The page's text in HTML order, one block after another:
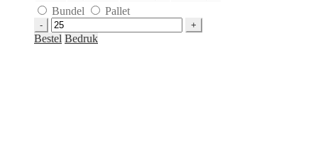
Bundel
Pallet
Brievenbusdoos
zijklep
Bestel Bedruk